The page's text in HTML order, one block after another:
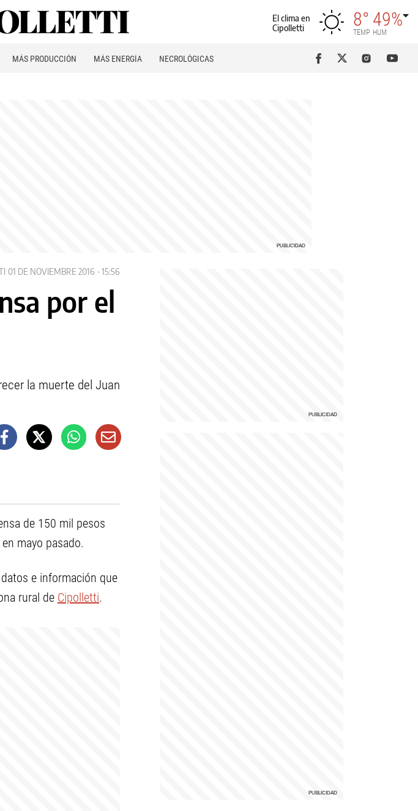
El clima en
Cipolletti
8°
TEMP
49%
HUM
MÁS PRODUCCIÓN MÁS ENERGÍA NECROLÓGICAS
01 DE NOVIEMBRE 2016 - 15:56
por el
la muerte del Juan
de 150 mil pesos
mayo pasado.
e información que
rural de Cipolletti.